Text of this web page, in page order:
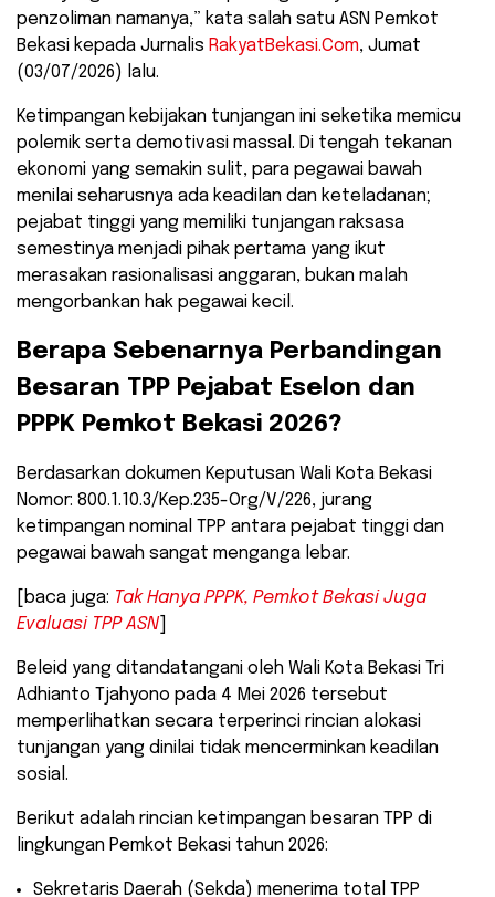
penzoliman namanya,” kata salah satu ASN Pemkot
Bekasi kepada Jurnalis RakyatBekasi.Com, Jumat
(03/07/2026) lalu.
​Ketimpangan kebijakan tunjangan ini seketika memicu
polemik serta demotivasi massal. Di tengah tekanan
ekonomi yang semakin sulit, para pegawai bawah
menilai seharusnya ada keadilan dan keteladanan;
pejabat tinggi yang memiliki tunjangan raksasa
semestinya menjadi pihak pertama yang ikut
merasakan rasionalisasi anggaran, bukan malah
mengorbankan hak pegawai kecil.
​Berapa Sebenarnya Perbandingan
Besaran TPP Pejabat Eselon dan
PPPK Pemkot Bekasi 2026?
​Berdasarkan dokumen Keputusan Wali Kota Bekasi
Nomor: 800.1.10.3/Kep.235-Org/V/226, jurang
ketimpangan nominal TPP antara pejabat tinggi dan
pegawai bawah sangat menganga lebar.
[baca juga: Tak Hanya PPPK, Pemkot Bekasi Juga
Evaluasi TPP ASN
Beleid yang ditandatangani oleh Wali Kota Bekasi Tri
Adhianto Tjahyono pada 4 Mei 2026 tersebut
memperlihatkan secara terperinci rincian alokasi
tunjangan yang dinilai tidak mencerminkan keadilan
sosial.
​Berikut adalah rincian ketimpangan besaran TPP di
lingkungan Pemkot Bekasi tahun 2026:
​Sekretaris Daerah (Sekda) menerima total TPP